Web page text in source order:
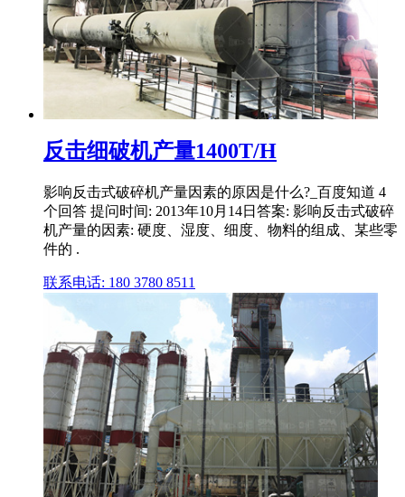
反击细破机产量1400T/H
影响反击式破碎机产量因素的原因是什么?_百度知道 4
个回答 提问时间: 2013年10月14日答案: 影响反击式破碎
机产量的因素: 硬度、湿度、细度、物料的组成、某些零
件的 .
联系电话: 180 3780 8511